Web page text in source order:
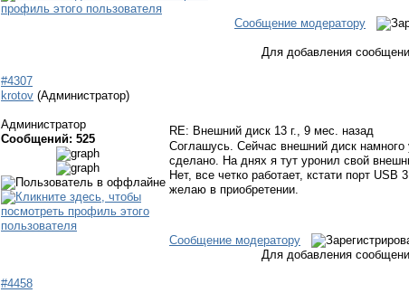
Сообщение модератору
Для добавления
#4307
krotov (Администратор)
Администратор
Сообщений: 525
RE: Внешний диск 13 г., 9 мес. назад
Соглашусь. Сейчас внешний диск намного
сделано. На днях я тут уронил свой
Нет, все четко работает, кстати порт
желаю в приобретении.
Сообщение модератору
Для добавления
#4458